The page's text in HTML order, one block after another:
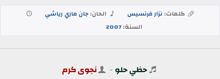
كلمات: نزار فرنسيس الحان:جان ماري رياشي
السنة:2007
حظي حلو - نجوى كرم